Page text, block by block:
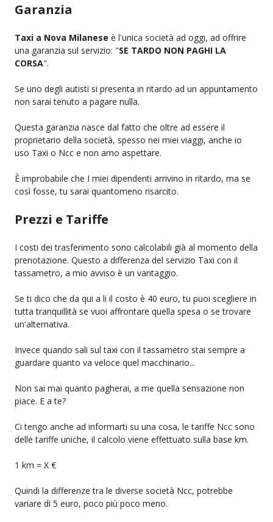
Garanzia
Taxi a Nova Milanese è l'unica società ad oggi, ad offrire
una garanzia sul servizio: "SE TARDO NON PAGHI LA
CORSA".
Se uno degli autisti si presenta in ritardo ad un appuntamento
non sarai tenuto a pagare nulla.
Questa garanzia nasce dal fatto che oltre ad essere il
proprietario della società, spesso nei miei viaggi, anche io
uso Taxi o Ncc e non amo aspettare.
È improbabile che I miei dipendenti arrivino in ritardo, ma se
così fosse, tu sarai quantomeno risarcito.
Prezzi e Tariffe
I costi dei trasferimento sono calcolabili già al momento della
prenotazione. Questo a differenza del servizio Taxi con il
tassametro, a mio avviso è un vantaggio.
Se ti dico che da qui a li il costo è 40 euro, tu puoi scegliere in
tutta tranquillità se vuoi affrontare quella spesa o se trovare
un'alternativa.
Invece quando sali sul taxi con il tassametro stai sempre a
guardare quanto va veloce quel macchinario...
Non sai mai quanto pagherai, a me quella sensazione non
piace. E a te?
Ci tengo anche ad informarti su una cosa, le tariffe Ncc sono
delle tariffe uniche, il calcolo viene effettuato sulla base km.
1 km = X €
Quindi la differenze tra le diverse società Ncc, potrebbe
variare di 5 euro, poco più poco meno.